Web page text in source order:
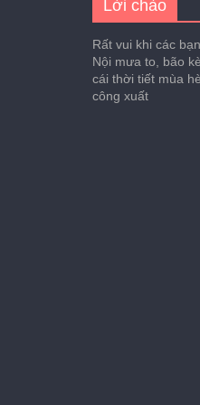
Lời chào
Rất vui khi các
Nội mưa to, bão
cái thời tiết mùa
công xuất